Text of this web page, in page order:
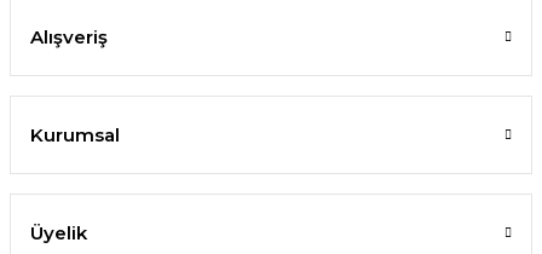
Alışveriş
Kurumsal
Üyelik